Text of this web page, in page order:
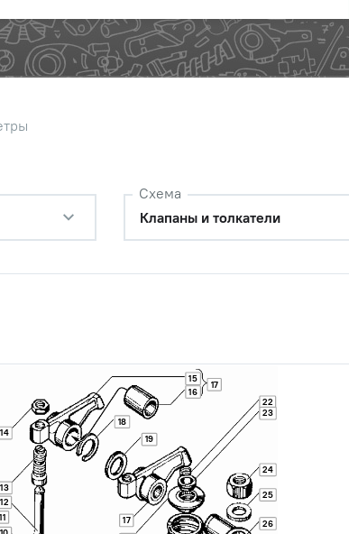
Схема
Клапаны и толкатели
11
12
13
14
15
16
17
17
18
19
22
23
24
25
26
консультанту
Наличие
Обратитесь к
консультанту
Наличие